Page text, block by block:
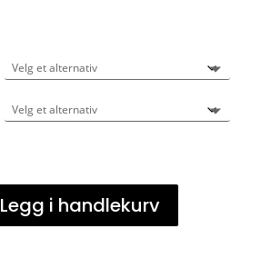
Legg i handlekurv